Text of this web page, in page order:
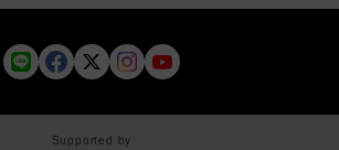
Supported by